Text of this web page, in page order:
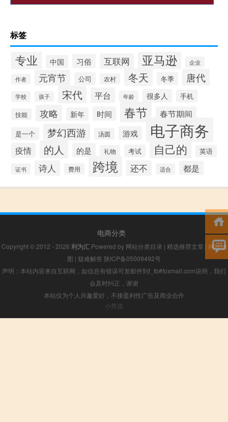
标签
专业 中国 习俗 互联网 亚马逊 企业
作者 元宵节 公司 农村 冬天 冬季 唐代
学校 孩子 宋代 平台 年龄 很多人 手机
技能 攻略 新年 时间 春节 春节期间
是一个 梦幻西游 汤圆 游戏 电子商务
疫情 的人 的是 礼物 考试 自己的 英语
证书 诗人 费用 跨境 还不 适合 都是
电商分类
Copyright © 2012 - 2026 利为汇 Powered by 网站分类目录 | 精选推荐文章 | 网站地
图 | 疑难解答 陕ICP备05009492号
声明：本站内容来自互联网，如信息有错误可发邮件到f_fb#foxmail.com说明，我们
会及时纠正，谢谢
本站仅为个人兴趣爱好，不接盈利性广告及商业合作
小男孩